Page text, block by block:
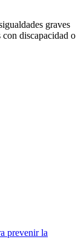
graves
con discapacidad o
prevenir la